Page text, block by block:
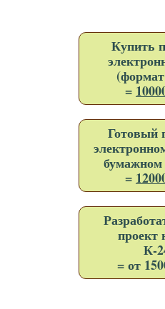
Купить
=
Готовый
бумажном
=
проект
К-
= от